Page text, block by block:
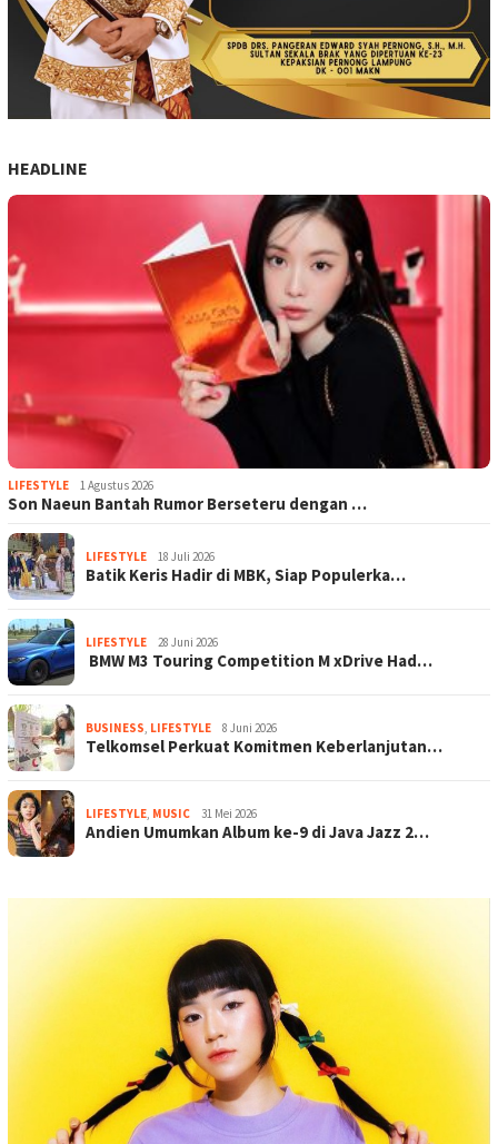
HEADLINE
LIFESTYLE 1 Agustus 2026
Son Naeun Bantah Rumor Berseteru dengan …
LIFESTYLE 18 Juli 2026
Batik Keris Hadir di MBK, Siap Populerka…
LIFESTYLE 28 Juni 2026
BMW M3 Touring Competition M xDrive Had…
BUSINESS LIFESTYLE 8 Juni 2026
Telkomsel Perkuat Komitmen Keberlanjutan…
LIFESTYLE MUSIC 31 Mei 2026
Andien Umumkan Album ke-9 di Java Jazz 2…